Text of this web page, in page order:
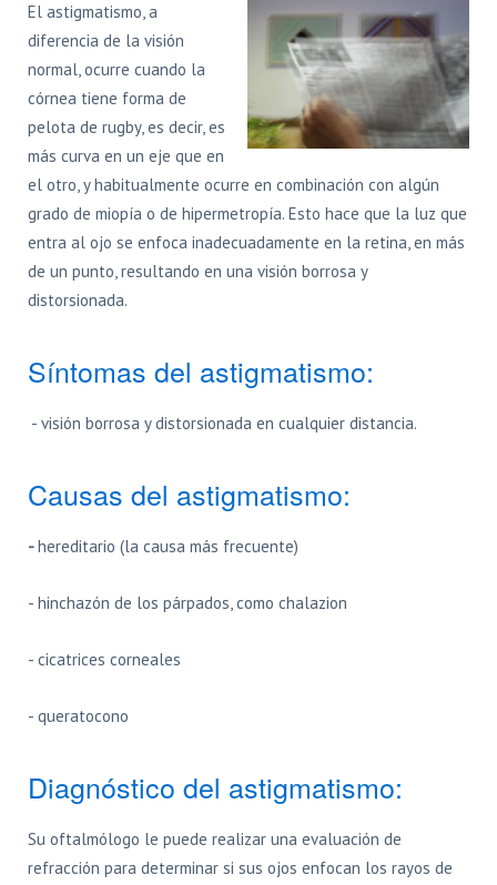
El astigmatismo, a
diferencia de la visión
normal, ocurre cuando la
córnea tiene forma de
pelota de rugby, es decir, es
más curva en un eje que en
el otro, y habitualmente ocurre en combinación con algún
grado de miopía o de hipermetropía. Esto hace que la luz que
entra al ojo se enfoca inadecuadamente en la retina, en más
de un punto, resultando en una visión borrosa y
distorsionada.
Síntomas del astigmatismo:
- visión borrosa y distorsionada en cualquier distancia.
Causas del astigmatismo:
-hereditario (la causa más frecuente)
- hinchazón de los párpados, como chalazion
- cicatrices corneales
- queratocono
Diagnóstico del astigmatismo:
Su oftalmólogo le puede realizar una evaluación de
refracción para determinar si sus ojos enfocan los rayos de